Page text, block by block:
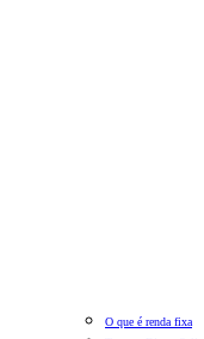
O que é renda fixa